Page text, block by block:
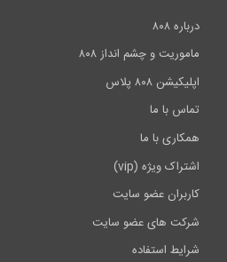
درباره ۸۰۸
ماموریت و چشم انداز ۸۰۸
اپلیکیشن ۸۰۸ پلاس
تماس با ما
همکاری با ما
اشتراک ویژه (vip)
کاربران عضو سایت
شرکت های عضو سایت
شرایط استفاده